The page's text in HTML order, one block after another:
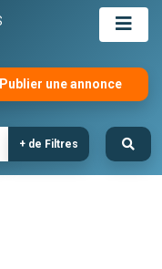
Publier une annonce
+ de Filtres